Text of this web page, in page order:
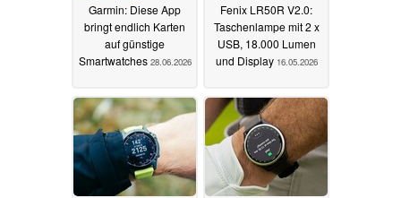
Garmin: Diese App
bringt endlich Karten
auf günstige
Smartwatches 28.06.2026
Fenix LR50R V2.0:
Taschenlampe mit 2 x
USB, 18.000 Lumen
und Display 16.05.2026